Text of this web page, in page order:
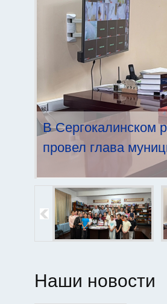
В Сергокалинском
провел глава
Наши новости